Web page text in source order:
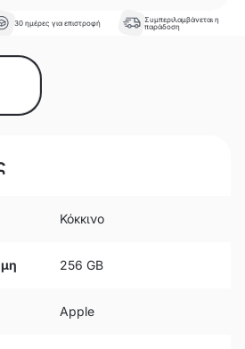
30 ημέρες για επιστροφή
Συμπεριλαμβάνεται η
παράδοση
Κόκκινο
256 GB
Apple